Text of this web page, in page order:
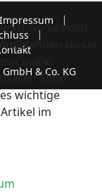
Impressum
& Co. KG
ein Session-
dieser
Cookie
Shop
wichtige
im